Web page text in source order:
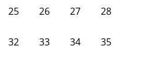
25 26 27 28
32 33 34 35